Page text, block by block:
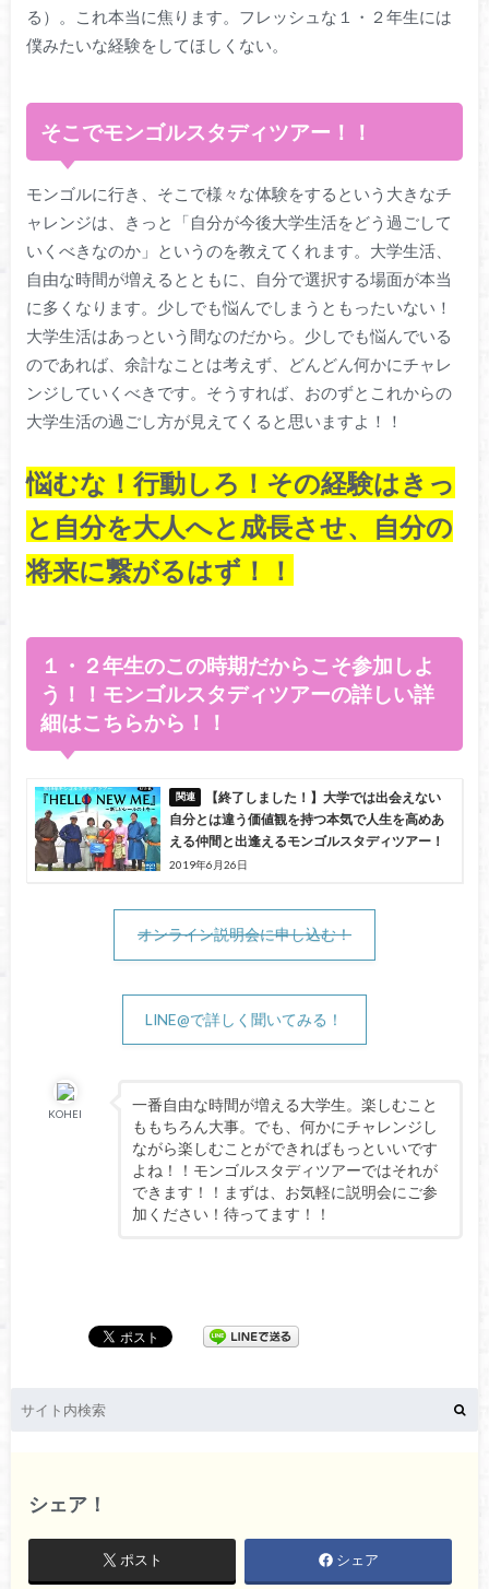
る）。これ本当に焦ります。フレッシュな１・２年生には
僕みたいな経験をしてほしくない。
そこでモンゴルスタディツアー！！
モンゴルに行き、そこで様々な体験をするという大きなチ
ャレンジは、きっと「自分が今後大学生活をどう過ごして
いくべきなのか」というのを教えてくれます。大学生活、
自由な時間が増えるとともに、自分で選択する場面が本当
に多くなります。少しでも悩んでしまうともったいない！
大学生活はあっという間なのだから。 少しでも悩んでいる
のであれば、余計なことは考えず、どんどん何かにチャレ
ンジしていくべきです。そうすれば、おのずとこれからの
大学生活の過ごし方が見えてくると思いますよ！！
悩むな！行動しろ！その経験はきっ
と自分を大人へと成長させ、自分の
将来に繋がるはず！！
１・２年生のこの時期だからこそ参加しよ
う！！モンゴルスタディツアーの詳しい詳
細はこちらから！！
【終了しました！】大学では出会えない
自分とは違う価値観を持つ本気で人生を高めあ
える仲間と出逢えるモンゴルスタディツアー！
2019年6月26日
オンライン説明会に申し込む！
LINE@で詳しく聞いてみる！
KOHEI
一番自由な時間が増える大学生。楽しむこと
ももちろん大事。でも、何かにチャレンジし
ながら楽しむことができればもっといいです
よね！！モンゴルスタディツアーではそれが
できます！！まずは、お気軽に説明会にご参
加ください！待ってます！！
シェア！
ポスト シェア